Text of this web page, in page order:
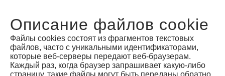
Описание файлов cookie
Файлы сookies состоят из фрагментов текстовых
файлов, часто с уникальными идентификаторами,
которые веб-серверы передают веб-браузерам.
Каждый раз, когда браузер запрашивает какую-либо
страницу, такие файлы могут быть переданы обратно